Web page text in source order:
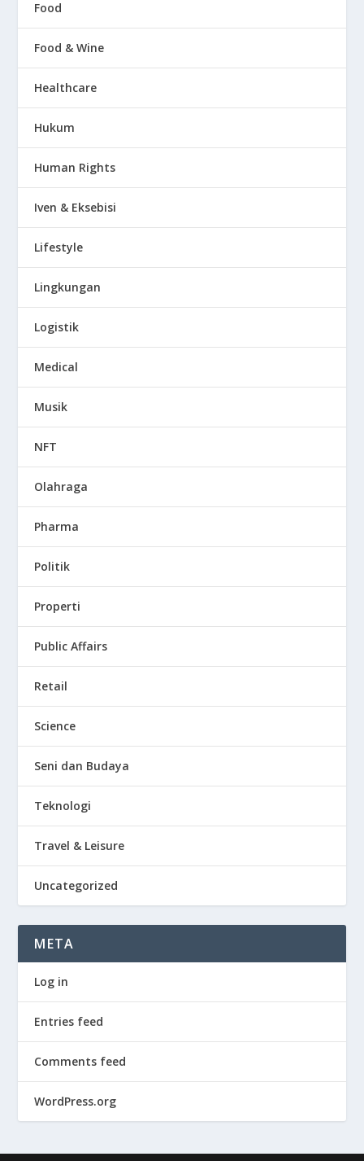
Food
Food & Wine
Healthcare
Hukum
Human Rights
Iven & Eksebisi
Lifestyle
Lingkungan
Logistik
Medical
Musik
NFT
Olahraga
Pharma
Politik
Properti
Public Affairs
Retail
Science
Seni dan Budaya
Teknologi
Travel & Leisure
Uncategorized
META
Log in
Entries feed
Comments feed
WordPress.org